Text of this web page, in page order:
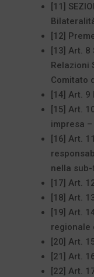
[11]
[12]
[13] Art.
Relazioni
Comitato
[14] Art.
[15] Art.
impresa
[16] Art.
nella
[17] Art.
[18] Art.
[19] Art.
regionale
[20] Art.
[21] Art.
[22] Art.